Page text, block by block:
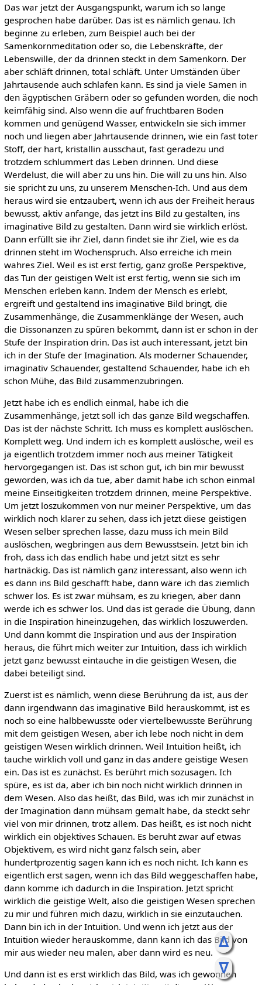
ᐃ
ᐁ
Das war jetzt der Ausgangspunkt, warum ich so lange
gesprochen habe darüber. Das ist es nämlich genau. Ich
beginne zu erleben, zum Beispiel auch bei der
Samenkornmeditation oder so, die Lebenskräfte, der
Lebenswille, der da drinnen steckt in dem Samenkorn. Der
aber schläft drinnen, total schläft. Unter Umständen über
Jahrtausende auch schlafen kann. Es sind ja viele Samen in
den ägyptischen Gräbern oder so gefunden worden, die noch
keimfähig sind. Also wenn die auf fruchtbaren Boden
kommen und genügend Wasser, entwickeln sie sich immer
noch und liegen aber Jahrtausende drinnen, wie ein fast toter
Stoff, der hart, kristallin ausschaut, fast geradezu und
trotzdem schlummert das Leben drinnen. Und diese
Werdelust, die will aber zu uns hin. Die will zu uns hin. Also
sie spricht zu uns, zu unserem Menschen-Ich. Und aus dem
heraus wird sie entzaubert, wenn ich aus der Freiheit heraus
bewusst, aktiv anfange, das jetzt ins Bild zu gestalten, ins
imaginative Bild zu gestalten. Dann wird sie wirklich erlöst.
Dann erfüllt sie ihr Ziel, dann findet sie ihr Ziel, wie es da
drinnen steht im Wochenspruch. Also erreiche ich mein
wahres Ziel. Weil es ist erst fertig, ganz große Perspektive,
das Tun der geistigen Welt ist erst fertig, wenn sie sich im
Menschen erleben kann. Indem der Mensch es erlebt,
ergreift und gestaltend ins imaginative Bild bringt, die
Zusammenhänge, die Zusammenklänge der Wesen, auch
die Dissonanzen zu spüren bekommt, dann ist er schon in der
Stufe der Inspiration drin. Das ist auch interessant, jetzt bin
ich in der Stufe der Imagination. Als moderner Schauender,
imaginativ Schauender, gestaltend Schauender, habe ich eh
schon Mühe, das Bild zusammenzubringen.
Jetzt habe ich es endlich einmal, habe ich die
Zusammenhänge, jetzt soll ich das ganze Bild wegschaffen.
Das ist der nächste Schritt. Ich muss es komplett auslöschen.
Komplett weg. Und indem ich es komplett auslösche, weil es
ja eigentlich trotzdem immer noch aus meiner Tätigkeit
hervorgegangen ist. Das ist schon gut, ich bin mir bewusst
geworden, was ich da tue, aber damit habe ich schon einmal
meine Einseitigkeiten trotzdem drinnen, meine Perspektive.
Um jetzt loszukommen von nur meiner Perspektive, um das
wirklich noch klarer zu sehen, dass ich jetzt diese geistigen
Wesen selber sprechen lasse, dazu muss ich mein Bild
auslöschen, wegbringen aus dem Bewusstsein. Jetzt bin ich
froh, dass ich das endlich habe und jetzt sitzt es sehr
hartnäckig. Das ist nämlich ganz interessant, also wenn ich
es dann ins Bild geschafft habe, dann wäre ich das ziemlich
schwer los. Es ist zwar mühsam, es zu kriegen, aber dann
werde ich es schwer los. Und das ist gerade die Übung, dann
in die Inspiration hineinzugehen, das wirklich loszuwerden.
Und dann kommt die Inspiration und aus der Inspiration
heraus, die führt mich weiter zur Intuition, dass ich wirklich
jetzt ganz bewusst eintauche in die geistigen Wesen, die
dabei beteiligt sind.
Zuerst ist es nämlich, wenn diese Berührung da ist, aus der
dann irgendwann das imaginative Bild herauskommt, ist es
noch so eine halbbewusste oder viertelbewusste Berührung
mit dem geistigen Wesen, aber ich lebe noch nicht in dem
geistigen Wesen wirklich drinnen. Weil Intuition heißt, ich
tauche wirklich voll und ganz in das andere geistige Wesen
ein. Das ist es zunächst. Es berührt mich sozusagen. Ich
spüre, es ist da, aber ich bin noch nicht wirklich drinnen in
dem Wesen. Also das heißt, das Bild, was ich mir zunächst in
der Imagination dann mühsam gemalt habe, da steckt sehr
viel von mir drinnen, trotz allem. Das heißt, es ist noch nicht
wirklich ein objektives Schauen. Es beruht zwar auf etwas
Objektivem, es wird nicht ganz falsch sein, aber
hundertprozentig sagen kann ich es noch nicht. Ich kann es
eigentlich erst sagen, wenn ich das Bild weggeschaffen habe,
dann komme ich dadurch in die Inspiration. Jetzt spricht
wirklich die geistige Welt, also die geistigen Wesen sprechen
zu mir und führen mich dazu, wirklich in sie einzutauchen.
Dann bin ich in der Intuition. Und wenn ich jetzt aus der
Intuition wieder herauskomme, dann kann ich das Bild von
mir aus wieder neu malen, aber dann wird es neu.
Und dann ist es erst wirklich das Bild, was ich gewonnen